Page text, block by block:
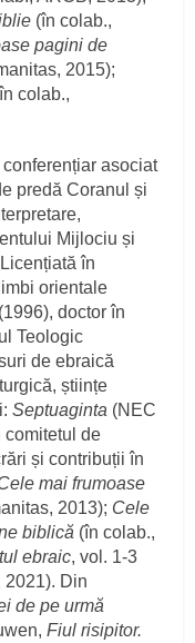
(în colab.,
pagini de
2015);
colab.,
asociat
predă Coranul și
Mijlociu și
în
orientale
doctor în
Teologic
de ebraică
științe
Septuaginta (NEC
comitetul de
și contribuții în
mai frumoase
2013); Cele
biblică (în colab.,
ebraic, vol. 1‑3
2021). Din
de pe urmă
Fiul risipitor.